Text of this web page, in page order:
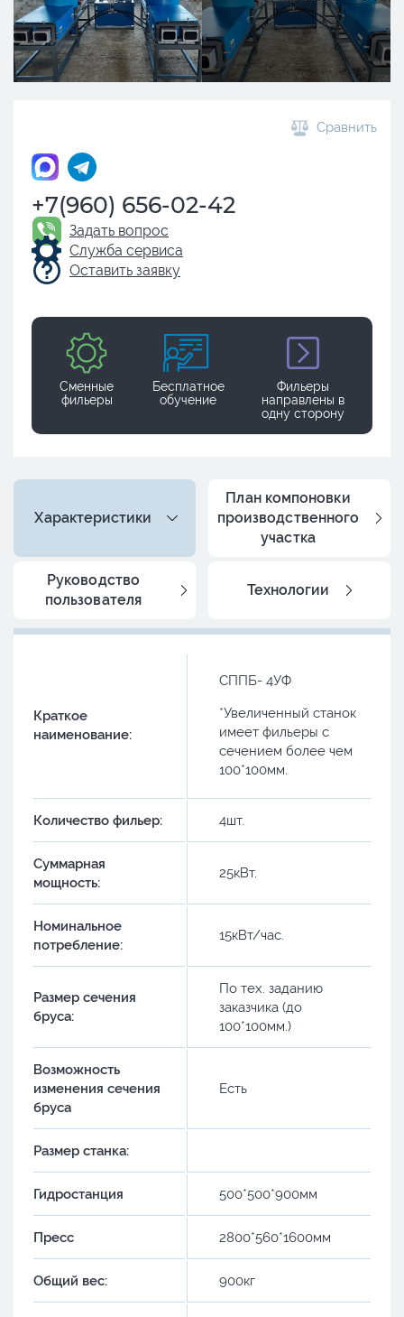
Сравнить
+7(960) 656-02-42
Задать вопрос
Служба сервиса
Оставить заявку
Сменные
фильеры
Бесплатное
обучение
Фильеры
направлены в
одну сторону
Характеристики
План компоновки
производственного
участка
Руководство
пользователя
Технологии
Краткое
наименование:
СППБ- 4УФ
*Увеличенный станок
имеет фильеры с
сечением более чем
100*100мм.
Количество фильер: 4шт.
Суммарная
мощность:
25кВт.
Номинальное
потребление:
15кВт/час.
Размер сечения
бруса:
По тех. заданию
заказчика (до
100*100мм.)
Возможность
изменения сечения
бруса
Есть
Размер станка:
Гидростанция 500*500*900мм
Пресс 2800*560*1600мм
Общий вес: 900кг